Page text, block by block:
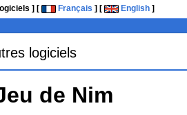
] [ Français ] [ English ]
logiciels
de Nim